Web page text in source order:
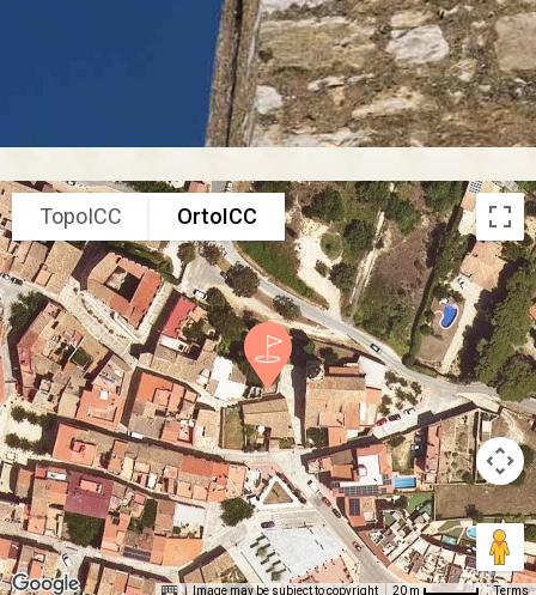
TopoICC OrtoICC
Image may be subject to copyright 20 m Terms